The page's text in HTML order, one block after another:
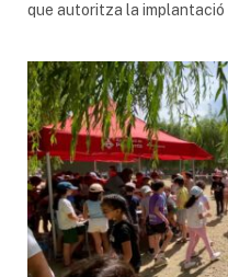
que autoritza la implantació